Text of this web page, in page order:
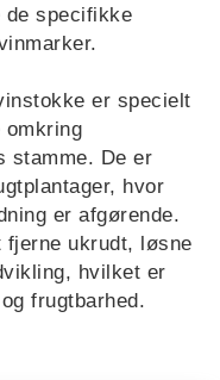
de specifikke
er specielt
omkring
stamme. De er
hvor
er afgørende.
ukrudt, løsne
hvilket er
frugtbarhed.